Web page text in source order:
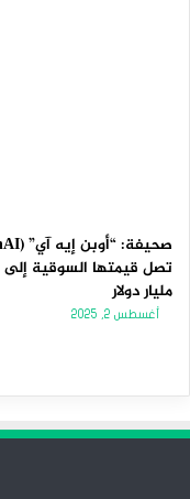
مليار دولار
أغسطس 2, 2025